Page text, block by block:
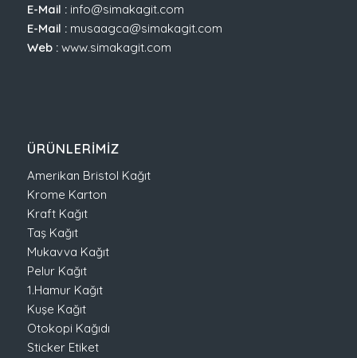
E-Mail : info@simakagit.com
E-Mail : musaagca@simakagit.com
Web : www.simakagit.com
ÜRÜNLERIMIZ
Amerikan Bristol Kağıt
Krome Karton
Kraft Kağıt
Taş Kağıt
Mukavva Kağıt
Pelur Kağıt
1.Hamur Kağıt
Kuşe Kağıt
Otokopi Kağıdı
Sticker Etiket